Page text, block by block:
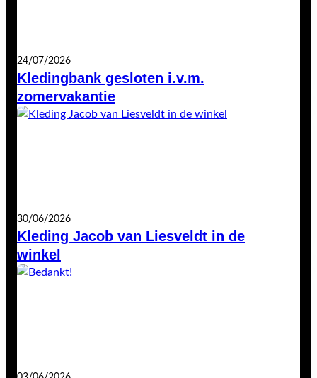
24/07/2026
Kledingbank gesloten i.v.m.
zomervakantie
30/06/2026
Kleding Jacob van Liesveldt in de
winkel